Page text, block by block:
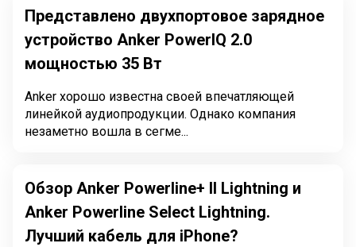
Представлено двухпортовое зарядное
устройство Anker PowerIQ 2.0
мощностью 35 Вт
Anker хорошо известна своей впечатляющей
линейкой аудиопродукции. Однако компания
незаметно вошла в сегме...
Обзор Anker Powerline+ II Lightning и
Anker Powerline Select Lightning.
Лучший кабель для iPhone?